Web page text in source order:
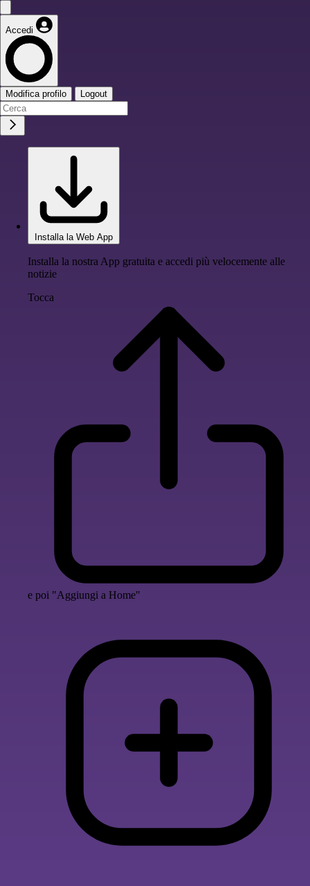
Accedi
Modifica profilo Logout
Installa la Web App
Installa la nostra App gratuita e accedi più velocemente alle
notizie
Tocca
e poi "Aggiungi a Home"